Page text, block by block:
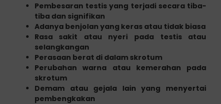
Pembesaran testis yang terjadi secara tiba-
tiba dan signifikan
Adanya benjolan yang keras atau tidak biasa
Rasa sakit atau nyeri pada testis atau
selangkangan
Perasaan berat di dalam skrotum
Perubahan warna atau kemerahan pada
skrotum
Demam atau gejala lain yang menyertai
pembengkakan